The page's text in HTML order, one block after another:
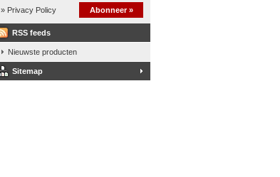
» Privacy Policy Abonneer »
RSS feeds
Nieuwste producten
Sitemap